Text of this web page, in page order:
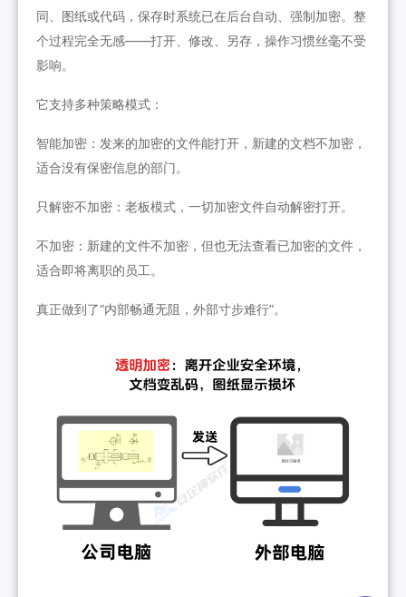
同、图纸或代码，保存时系统已在后台自动、强制加密。整
个过程完全无感——打开、修改、另存，操作习惯丝毫不受
影响。
它支持多种策略模式：
智能加密：发来的加密的文件能打开，新建的文档不加密，
适合没有保密信息的部门。
只解密不加密：老板模式，一切加密文件自动解密打开。
不加密：新建的文件不加密，但也无法查看已加密的文件，
适合即将离职的员工。
真正做到了“内部畅通无阻，外部寸步难行”。